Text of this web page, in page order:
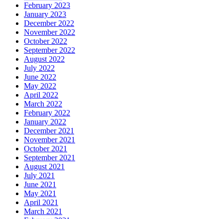
February 2023
January 2023
December 2022
November 2022
October 2022
September 2022
August 2022
July 2022
June 2022
May 2022
April 2022
March 2022
February 2022
January 2022
December 2021
November 2021
October 2021
September 2021
August 2021
July 2021
June 2021
May 2021
April 2021
March 2021